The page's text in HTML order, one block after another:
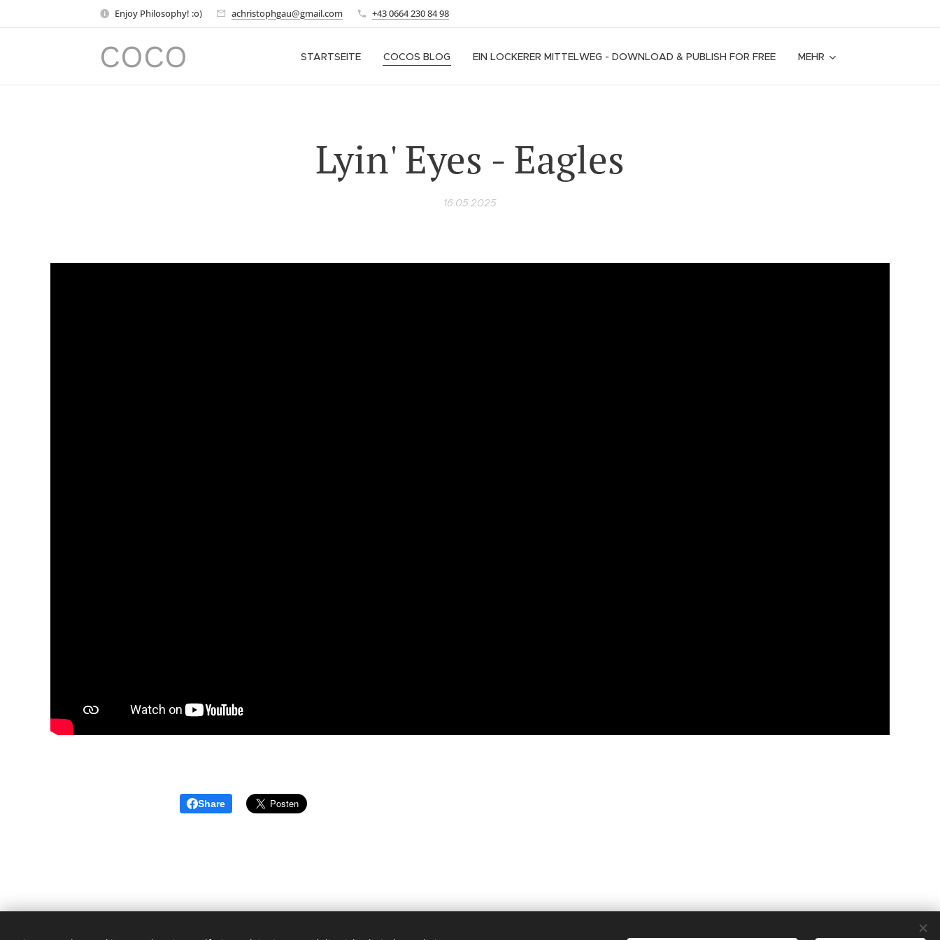
Enjoy Philosophy! :o) achristophgau@gmail.com +43 0664 230 84 98
COCO STARTSEITE COCOS BLOG EIN LOCKERER MITTELWEG - DOWNLOAD & PUBLISH FOR FREE MEHR
Lyin' Eyes - Eagles
16.05.2025
Share